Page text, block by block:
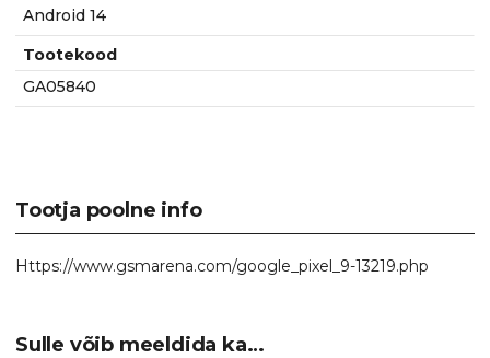
Android 14
Tootekood
GA05840
Tootja poolne info
Https://www.gsmarena.com/google_pixel_9-13219.php
Sulle võib meeldida ka…